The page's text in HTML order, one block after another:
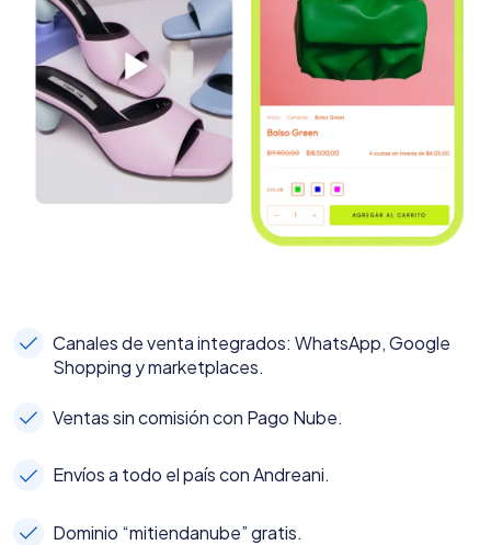
Canales de venta integrados: WhatsApp, Google
Shopping y marketplaces.
Ventas sin comisión con Pago Nube.
Envíos a todo el país con Andreani.
Dominio “mitiendanube” gratis.